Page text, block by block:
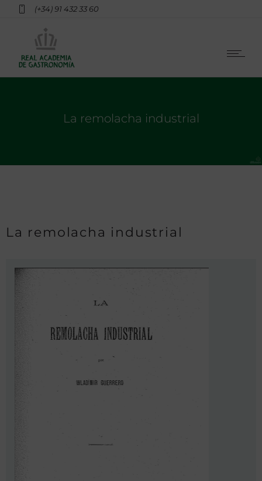
(+34) 91 432 33 60
La remolacha industrial
La remolacha industrial